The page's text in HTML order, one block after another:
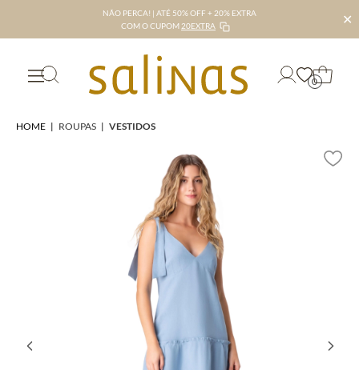
NÃO PERCA! | ATÉ 50% OFF + 20% EXTRA
COM O CUPOM 20EXTRA ✕
0
HOME | ROUPAS | VESTIDOS